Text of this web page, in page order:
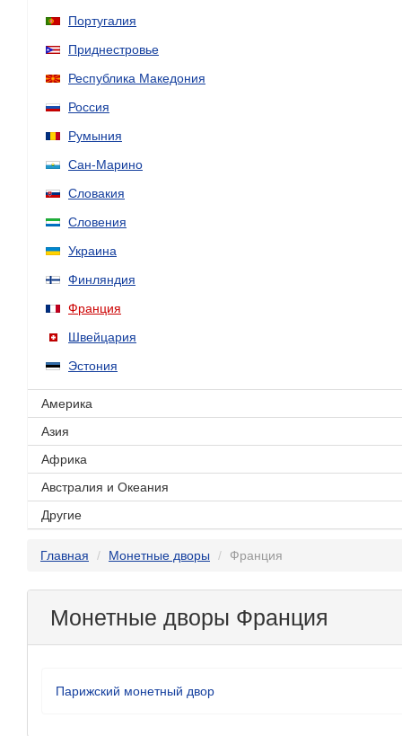
Португалия
Приднестровье
Республика Македония
Россия
Румыния
Сан-Марино
Словакия
Словения
Украина
Финляндия
Франция
Швейцария
Эстония
Америка
Азия
Африка
Австралия и Океания
Другие
Главная Монетные дворы Франция
Монетные дворы Франция
Парижский монетный двор